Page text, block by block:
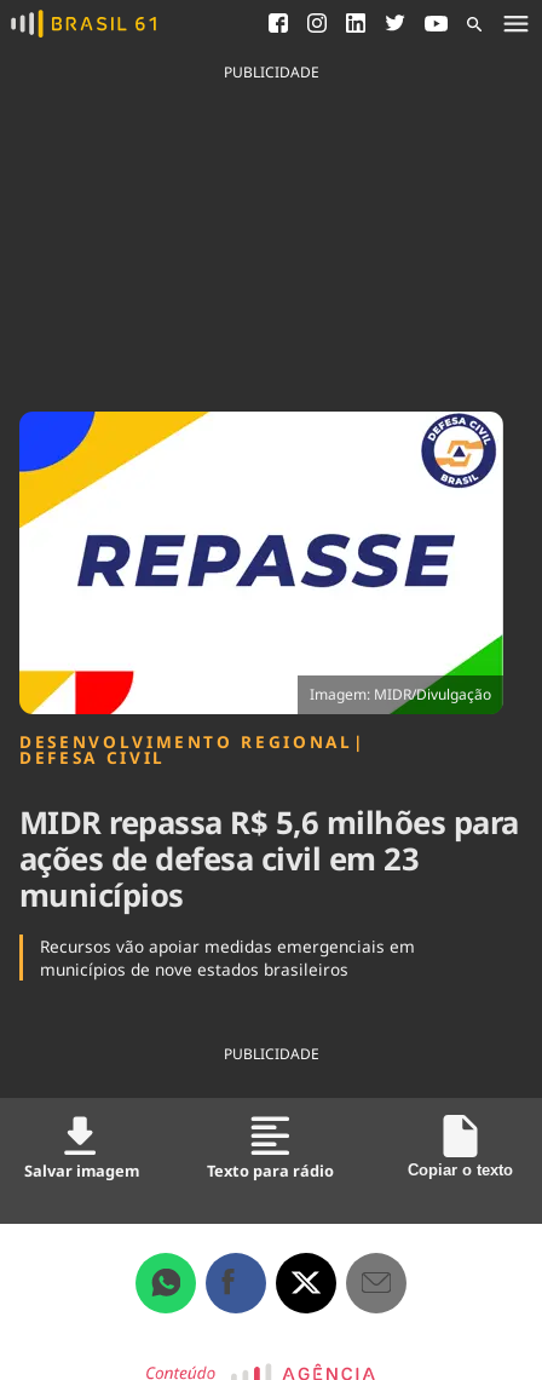
Ver todas as notícias
Saneamento
Indicadores
Agronegócios
Brasil
Brasil Mineral
Ciência &
Tecnologia
Infraestrutura
Internacional
Meio Ambiente
Saúde
Tempo
PUBLICIDADE
Imagem: MIDR/Divulgação
DESENVOLVIMENTO REGIONAL |
DEFESA CIVIL
MIDR repassa R$ 5,6 milhões para
ações de defesa civil em 23
municípios
Recursos vão apoiar medidas emergenciais em
municípios de nove estados brasileiros
PUBLICIDADE
Salvar imagem Texto para rádio Copiar o texto